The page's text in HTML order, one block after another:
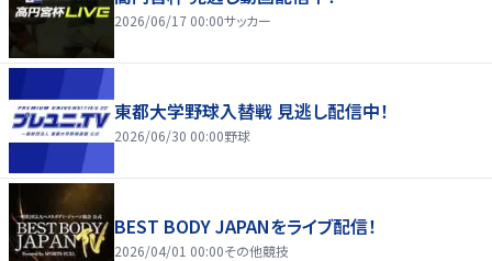
2026/06/17 00:00サッカー
東都大学野球入替戦 見逃し配信中！
2026/06/30 00:00野球
BEST BODY JAPANをライブ配信！
2026/04/01 00:00その他競技